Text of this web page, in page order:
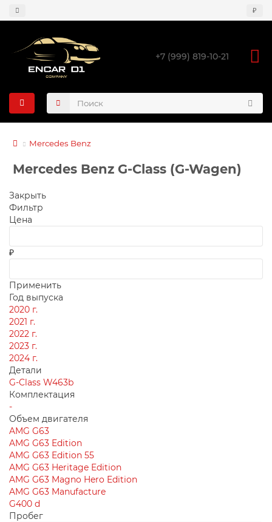
₽
+7 (999) 819-10-21
Mercedes Benz
Mercedes Benz G-Class (G-Wagen)
Закрыть
Фильтр
Цена
₽
Применить
Год выпуска
2020 г.
2021 г.
2022 г.
2023 г.
2024 г.
Детали
G-Class W463b
Комплектация
-
Объем двигателя
AMG G63
AMG G63 Edition
AMG G63 Edition 55
AMG G63 Heritage Edition
AMG G63 Magno Hero Edition
AMG G63 Manufacture
G400 d
Пробег